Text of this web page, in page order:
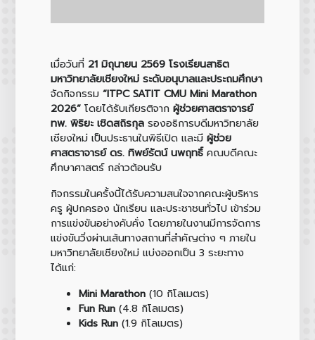
เมื่อวันที่ 21 มิถุนายน 2569 โรงเรียนสาธิต
มหาวิทยาลัยเชียงใหม่ ระดับอนุบาลและประถมศึกษา
จัดกิจกรรม “ITPC SATIT CMU Mini Marathon
2026”โดยได้รับเกียรติจาก ผู้ช่วยศาสตราจารย์
ทพ. พิริยะ เชิดสถิรกุลรองอธิการบดีมหาวิทยาลัย
เชียงใหม่ เป็นประธานในพิธีเปิด และมี ผู้ช่วย
ศาสตราจารย์ ดร. ทิพย์รัตน์ นพฤทธิ์คณบดีคณะ
ศึกษาศาสตร์ กล่าวต้อนรับ
กิจกรรมในครั้งนี้ได้รับความสนใจจากคณะผู้บริหาร
ครู ผู้ปกครอง นักเรียน และประชาชนทั่วไป เข้าร่วม
การแข่งขันอย่างคับคั่ง โดยภายในงานมีการจัดการ
แข่งขันวิ่งผ่านเส้นทางสถานที่สำคัญต่าง ๆ ภายใน
มหาวิทยาลัยเชียงใหม่ แบ่งออกเป็น 3 ระยะทาง
ได้แก่:
Mini Marathon(10 กิโลเมตร)
Fun Run(4.8 กิโลเมตร)
Kids Run(1.9 กิโลเมตร)